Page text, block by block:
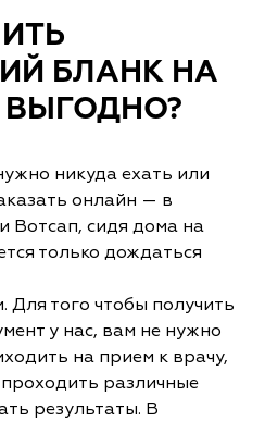
БЛАНК НА
ВЫГОДНО?
никуда ехать или
онлайн — в
Вотсап, сидя дома на
только дождаться
Для того чтобы получить
у нас, вам не нужно
на прием к врачу,
различные
результаты. В